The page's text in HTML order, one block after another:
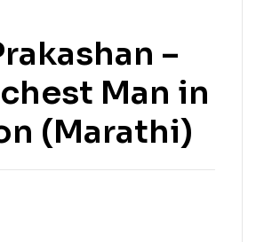
–
Man in
(Marathi)